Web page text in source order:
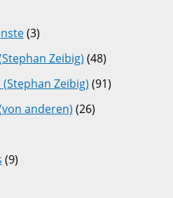
(3)
Zeibig) (48)
Zeibig) (91)
anderen) (26)
(9)